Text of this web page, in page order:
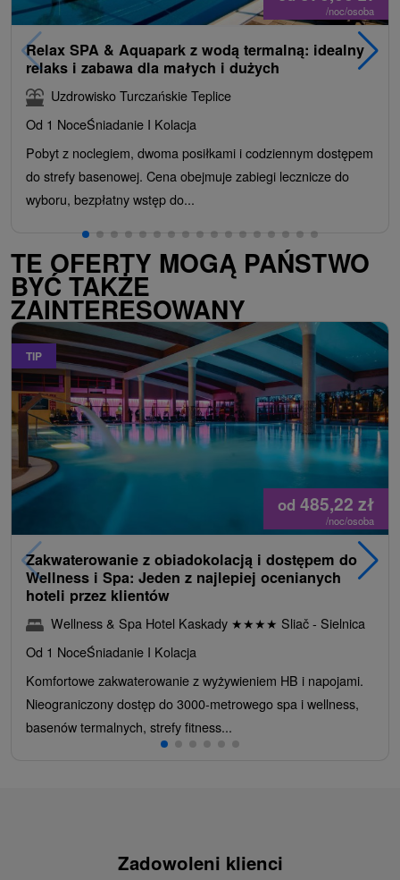
/noc/osoba
Relax SPA & Aquapark z wodą termalną: idealny
relaks i zabawa dla małych i dużych
Uzdrowisko Turczańskie Teplice
Od 1 NoceŚniadanie I Kolacja
Pobyt z noclegiem, dwoma posiłkami i codziennym dostępem
do strefy basenowej. Cena obejmuje zabiegi lecznicze do
wyboru, bezpłatny wstęp do...
TE OFERTY MOGĄ PAŃSTWO
BYĆ TAKŻE
ZAINTERESOWANY
TIP
od 485,22 zł
/noc/osoba
Zakwaterowanie z obiadokolacją i dostępem do
Wellness i Spa: Jeden z najlepiej ocenianych
hoteli przez klientów
Wellness & Spa Hotel Kaskady ★★★★ Sliač - Sielnica
Od 1 NoceŚniadanie I Kolacja
Komfortowe zakwaterowanie z wyżywieniem HB i napojami.
Nieograniczony dostęp do 3000-metrowego spa i wellness,
basenów termalnych, strefy fitness...
Zadowoleni klienci